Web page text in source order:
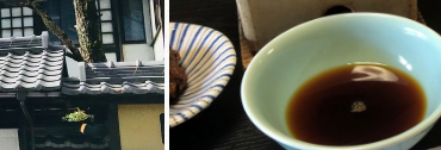
岐阜県観光データ